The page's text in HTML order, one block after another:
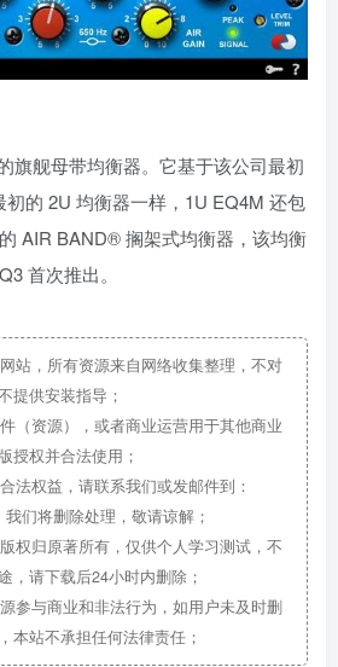
旗舰母带均衡器。它基于该公司最初
初的 2U 均衡器一样，1U EQ4M 还包
AIR BAND® 搁架式均衡器，该均衡
首次推出。
站，所有资源来自网络收集整理，不对
提供安装指导；
（资源），或者商业运营用于其他商业
授权并合法使用；
法权益，请联系我们或发邮件到：
们将删除处理，敬请谅解；
权归原著所有，仅供个人学习测试，不
，请下载后24小时内删除；
参与商业和非法行为，如用户未及时删
本站不承担任何法律责任；